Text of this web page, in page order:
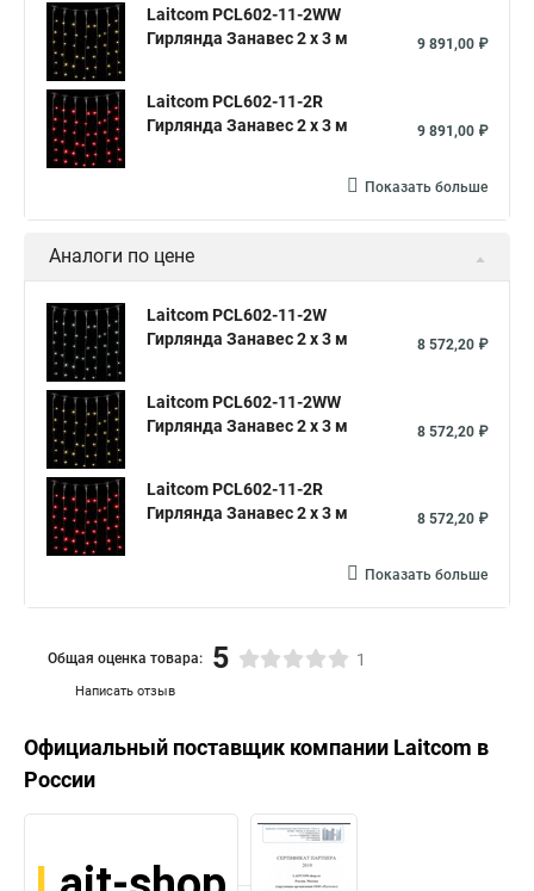
Laitcom PCL602-11-2WW
Гирлянда Занавес 2 x 3 м
9 891,00 ₽
Laitcom PCL602-11-2R
Гирлянда Занавес 2 x 3 м
9 891,00 ₽
Показать больше
Аналоги по цене
Laitcom PCL602-11-2W
Гирлянда Занавес 2 x 3 м
8 572,20 ₽
Laitcom PCL602-11-2WW
Гирлянда Занавес 2 x 3 м
8 572,20 ₽
Laitcom PCL602-11-2R
Гирлянда Занавес 2 x 3 м
8 572,20 ₽
Показать больше
Написать отзыв
Общая оценка товара: 5 1
Официальный поставщик компании Laitcom в
России